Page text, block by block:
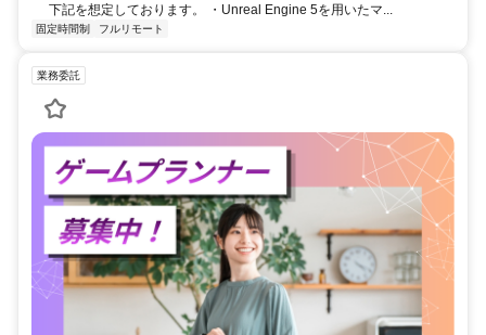
下記を想定しております。 ・Unreal Engine 5を用いたマ...
固定時間制 フルリモート
業務委託